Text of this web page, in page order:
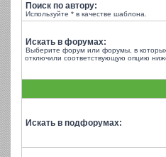
Поиск по автору:
Используйте * в качестве шаблона.
Искать в форумах:
Выберите форум или форумы, в которых
отключили соответствующую опцию
Искать в подфорумах: